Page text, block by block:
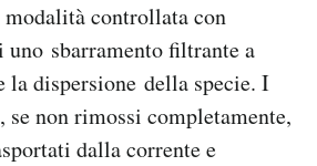
modalità controllata con
uno sbarramento filtrante a
ladispersione della specie. I
non rimossi completamente,
dalla corrente e